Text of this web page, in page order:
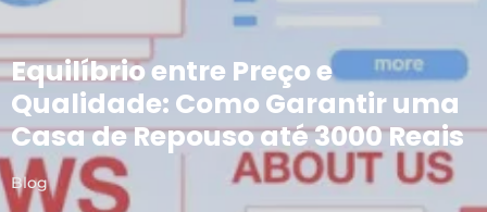
Equilíbrio entre Preço e
Qualidade: Como Garantir uma
Casa de Repouso até 3000 Reais
Blog